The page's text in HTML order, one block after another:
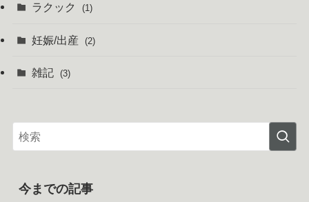
ラクック (1)
妊娠/出産 (2)
雑記 (3)
今までの記事